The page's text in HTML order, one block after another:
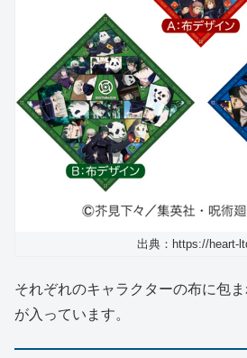
出典：https://heart-
それぞれのキャラクターの布に包
が入っています。